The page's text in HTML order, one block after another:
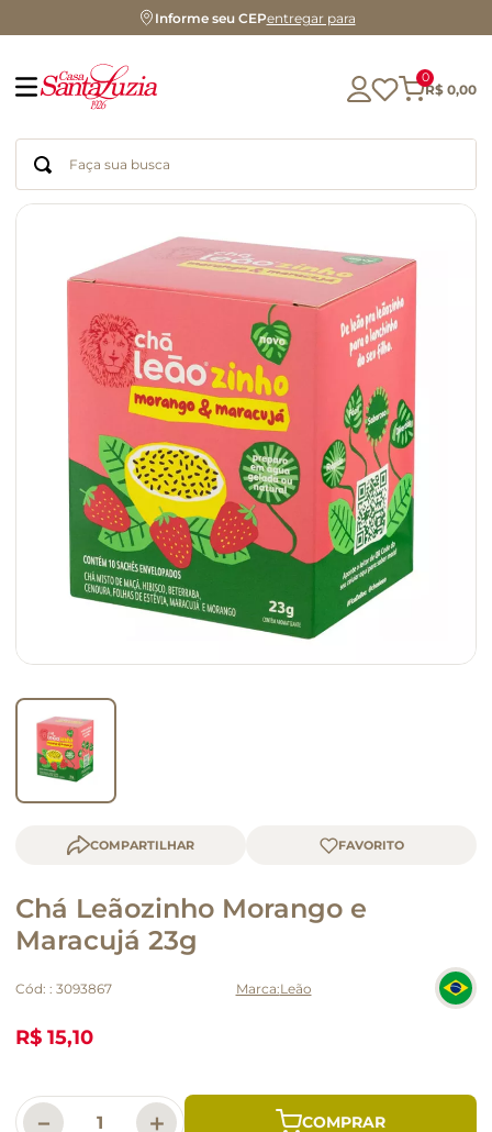
Informe seu CEPentregar para
0
R$ 0,00
Faça sua busca
COMPARTILHAR
Chá Leãozinho Morango e
Maracujá 23g
Cód: : 3093867 Leão
R$ 15,10
＋
－
chocolate
cerveja
macarrão